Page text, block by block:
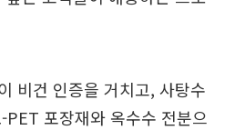
비건 인증을 거치고, 사탕수
PET 포장재와 옥수수 전분으